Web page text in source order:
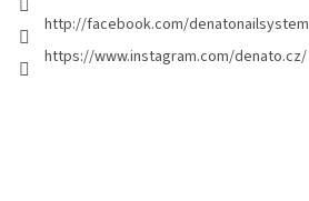
http://facebook.com/denatonailsystem
https://www.instagram.com/denato.cz/